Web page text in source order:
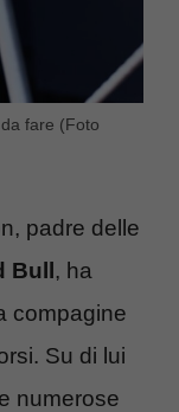
fare (Foto
padre delle
Bull, ha
compagine
Su di lui
numerose